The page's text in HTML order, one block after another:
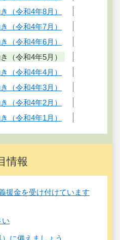
（令和4年8月）
（令和4年7月）
（令和4年6月）
（令和4年5月）
（令和4年4月）
（令和4年3月）
（令和4年2月）
（令和4年1月）
情報
援金を受け付けています
い